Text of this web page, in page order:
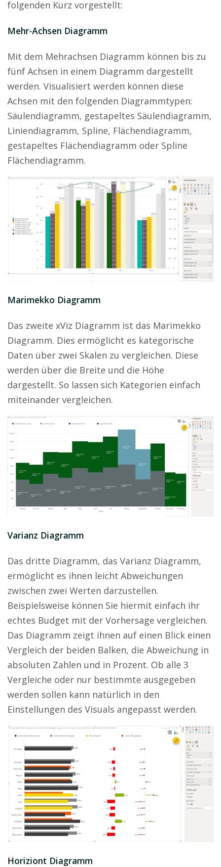
folgenden Kurz vorgestellt:
Mehr-Achsen Diagramm
Mit dem Mehrachsen Diagramm können bis zu
fünf Achsen in einem Diagramm dargestellt
werden. Visualisiert werden können diese
Achsen mit den folgenden Diagrammtypen:
Säulendiagramm, gestapeltes Säulendiagramm,
Liniendiagramm, Spline, Flächendiagramm,
gestapeltes Flächendiagramm oder Spline
Flächendiagramm.
Marimekko Diagramm
Das zweite xViz Diagramm ist das Marimekko
Diagramm. Dies ermöglicht es kategorische
Daten über zwei Skalen zu vergleichen. Diese
werden über die Breite und die Höhe
dargestellt. So lassen sich Kategorien einfach
miteinander vergleichen.
Varianz Diagramm
Das dritte Diagramm, das Varianz Diagramm,
ermöglicht es ihnen leicht Abweichungen
zwischen zwei Werten darzustellen.
Beispielsweise können Sie hiermit einfach ihr
echtes Budget mit der Vorhersage vergleichen.
Das Diagramm zeigt ihnen auf einen Blick einen
Vergleich der beiden Balken, die Abweichung in
absoluten Zahlen und in Prozent. Ob alle 3
Vergleiche oder nur bestimmte ausgegeben
werden sollen kann natürlich in den
Einstellungen des Visuals angepasst werden.
Horiziont Diagramm